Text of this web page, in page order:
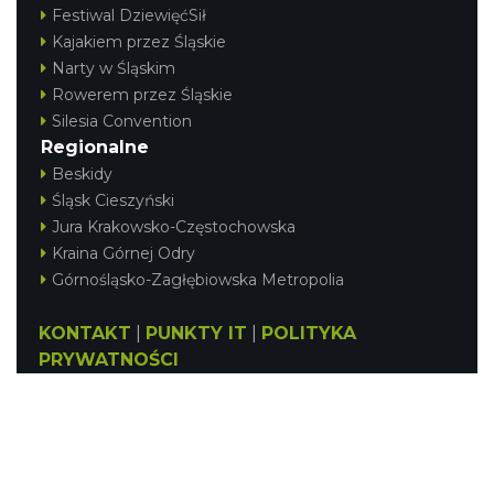
Festiwal DziewięćSił
Kajakiem przez Śląskie
Narty w Śląskim
Rowerem przez Śląskie
Silesia Convention
Regionalne
Beskidy
Śląsk Cieszyński
Jura Krakowsko-Częstochowska
Kraina Górnej Odry
Górnośląsko-Zagłębiowska Metropolia
KONTAKT PUNKTY IT
POLITYKA
PRYWATNOŚCI